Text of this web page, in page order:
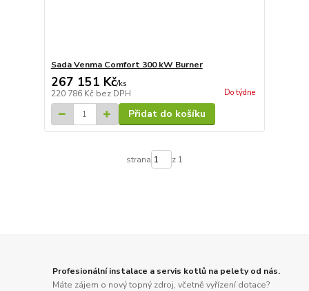
Sada Venma Comfort 300 kW Burner
267 151 Kč/ks
220 786 Kč bez DPH Do týdne
Přidat do košíku
strana z 1
Profesionální instalace a servis kotlů na pelety od nás.
Máte zájem o nový topný zdroj, včetně vyřízení dotace?